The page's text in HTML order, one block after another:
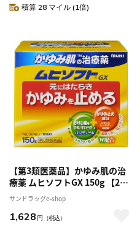
積算 28 マイル (1倍)
【第3類医薬品】かゆみ肌の治
療薬 ムヒソフトGX 150g 【2個
セット】 【セルフメディケーシ
ョン税制対象】
サンドラッグe-shop
1,628 円 （税込）